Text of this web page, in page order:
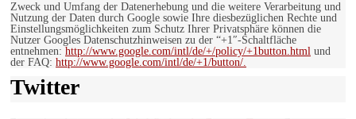
Zweck und Umfang der Datenerhebung und die weitere Verarbeitung und
Nutzung der Daten durch Google sowie Ihre diesbezüglichen Rechte und
Einstellungsmöglichkeiten zum Schutz Ihrer Privatsphäre können die
Nutzer Googles Datenschutzhinweisen zu der “+1″-Schaltfläche
entnehmen: http://www.google.com/intl/de/+/policy/+1button.html und
der FAQ: http://www.google.com/intl/de/+1/button/.
Twitter